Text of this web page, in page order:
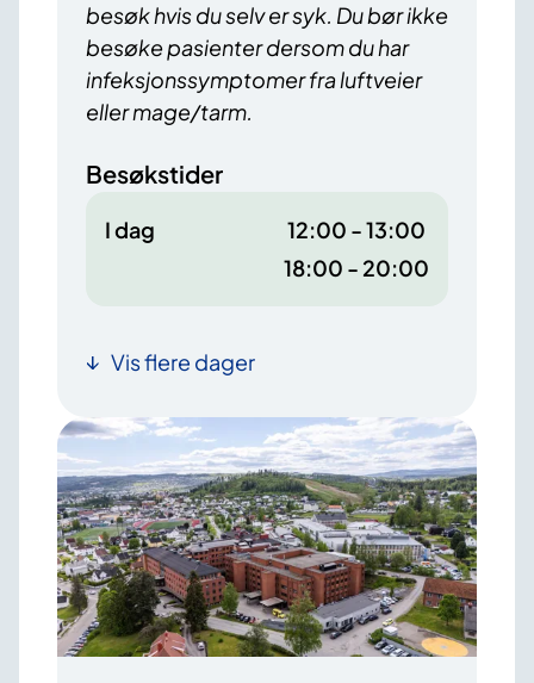
besøk hvis du selv er syk. Du bør ikke
besøke pasienter dersom du har
infeksjonssymptomer fra luftveier
eller mage/tarm.
Besøkstider
I dag
12:00 - 13:00
18:00 - 20:00
Vis flere dager